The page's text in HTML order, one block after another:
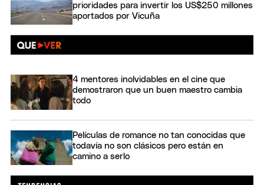
prioridades para invertir los US$250 millones
aportados por Vicuña
4 mentores inolvidables en el cine que
demostraron que un buen maestro cambia
todo
Películas de romance no tan conocidas que
todavía no son clásicos pero están en
camino a serlo